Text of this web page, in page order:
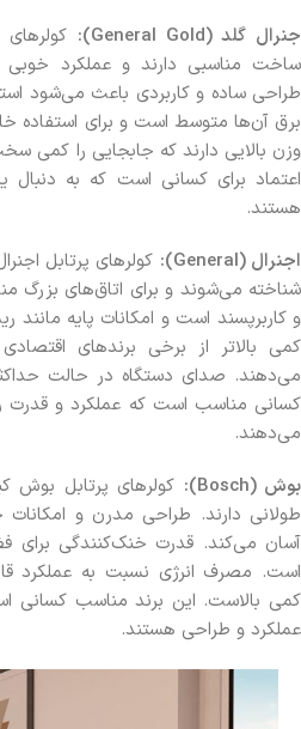
جنرال گلد (General Gold):
ساخت مناسبی دارند و عملکرد خوبی
طراحی ساده و کاربردی باعث می‌شود
برق آن‌ها متوسط است و برای
وزن بالایی دارند که جابجایی را کمی
اعتماد برای کسانی است که به دنبال
هستند.
اجنرال (General):
کولرهای پرتابل
شناخته می‌شوند و برای اتاق‌های بزرگ
و کاربرپسند است و امکانات پایه مانند
کمی بالاتر از برخی برندهای
می‌دهند. صدای دستگاه در حالت
کسانی مناسب است که عملکرد و قدرت
می‌دهند.
بوش (Bosch):
کولرهای پرتابل بوش
طولانی دارند. طراحی مدرن و امکانات
آسان می‌کند. قدرت خنک‌کنندگی برای
است. مصرف انرژی نسبت به عملکرد
کمی بالاست. این برند مناسب کسانی
عملکرد و طراحی هستند.